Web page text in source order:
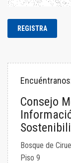
Consejo
Bosque de
Piso 9